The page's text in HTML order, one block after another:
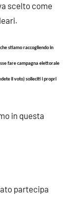
scelto come
stiamo raccogliendo in
fare campagna elettorale
il voto) solleciti i propri
in questa
partecipa